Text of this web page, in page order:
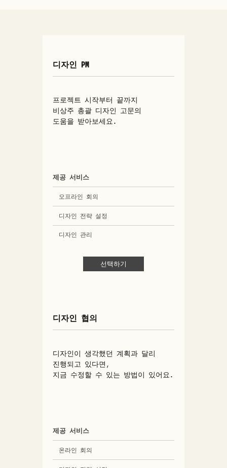
디자인 PM
프로젝트 시작부터 끝까지
비상주 총괄 디자인 고문의
도움을 받아보세요.
제공 서비스
오프라인 회의
디자인 전략 설정
디자인 관리
선택하기
디자인 협의
디자인이 생각했던 계획과 달리
진행되고 있다면,
지금 수정할 수 있는 방법이 있어요.
제공 서비스
온라인 회의